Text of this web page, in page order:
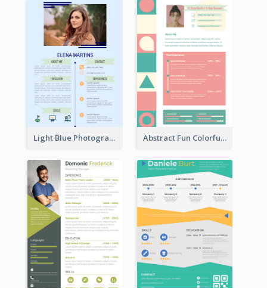
Light Blue Photographer Resume Abstract Fun Colorful Resume